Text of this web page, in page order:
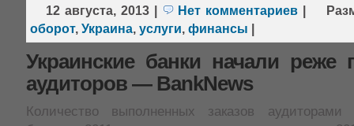
12 августа, 2013| Нет комментариев
оборот, Украина, услуги, финансы
Украинские банки начали реже
аудиторов — BankNews
Количество выполненных заказов аудиторами